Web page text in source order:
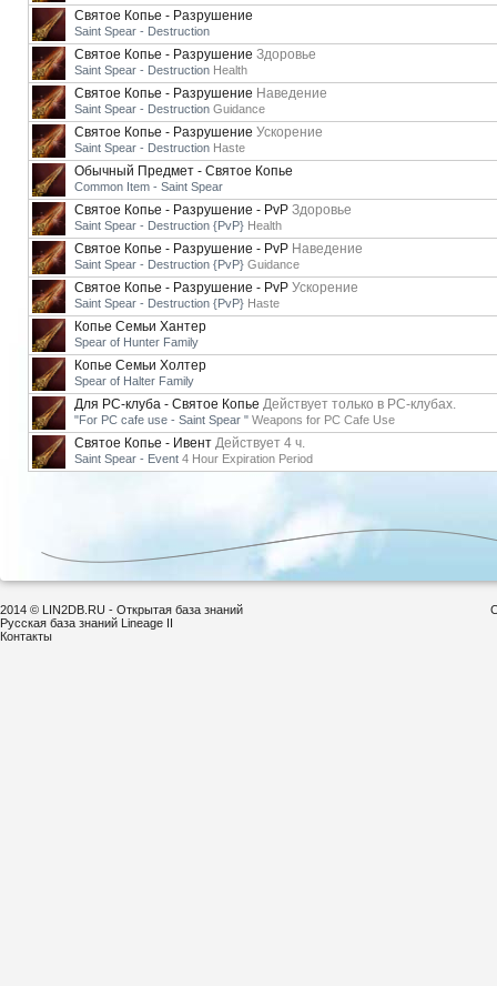
Святое Копье - Разрушение
Saint Spear - Destruction
Святое Копье - Разрушение Здоровье
Saint Spear - Destruction Health
Святое Копье - Разрушение Наведение
Saint Spear - Destruction Guidance
Святое Копье - Разрушение Ускорение
Saint Spear - Destruction Haste
Обычный Предмет - Святое Копье
Common Item - Saint Spear
Святое Копье - Разрушение - PvP Здоровье
Saint Spear - Destruction {PvP} Health
Святое Копье - Разрушение - PvP Наведение
Saint Spear - Destruction {PvP} Guidance
Святое Копье - Разрушение - PvP Ускорение
Saint Spear - Destruction {PvP} Haste
Копье Семьи Хантер
Spear of Hunter Family
Копье Семьи Холтер
Spear of Halter Family
Для РС-клуба - Святое Копье Действует только в РС-клубах.
"For PC cafe use - Saint Spear " Weapons for PC Cafe Use
Святое Копье - Ивент Действует 4 ч.
Saint Spear - Event 4 Hour Expiration Period
2014 © LIN2DB.RU - Открытая база знаний
Русская база знаний Lineage II
Контакты